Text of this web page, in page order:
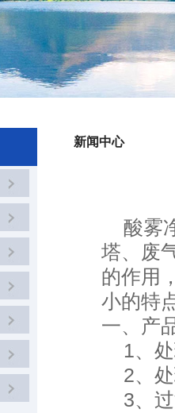
新闻中心
酸雾
塔、废
的作用
小的特
一、产
1、处
2、处
3、过